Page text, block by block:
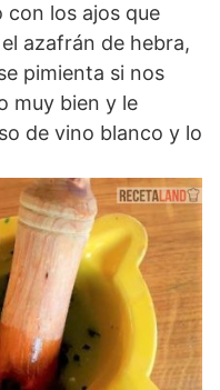
con los ajos que
azafrán de hebra,
pimienta si nos
muy bien y le
de vino blanco y lo